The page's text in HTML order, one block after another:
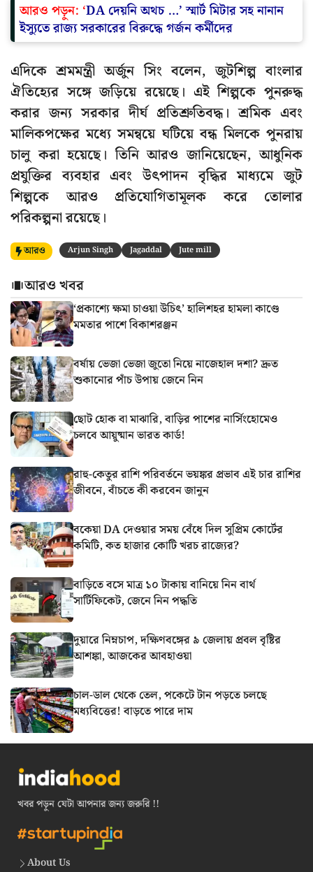
আরও পড়ুন: ‘DA দেয়নি অথচ …’ স্মার্ট মিটার সহ নানান
ইস্যুতে রাজ্য সরকারের বিরুদ্ধে গর্জন কর্মীদের
এদিকে শ্রমমন্ত্রী অর্জুন সিং বলেন, জুটশিল্প বাংলার
ঐতিহ্যের সঙ্গে জড়িয়ে রয়েছে। এই শিল্পকে পুনরুদ্ধ
করার জন্য সরকার দীর্ঘ প্রতিশ্রুতিবদ্ধ। শ্রমিক এবং
মালিকপক্ষের মধ্যে সমন্বয়ে ঘটিয়ে বন্ধ মিলকে পুনরায়
চালু করা হয়েছে। তিনি আরও জানিয়েছেন, আধুনিক
প্রযুক্তির ব্যবহার এবং উৎপাদন বৃদ্ধির মাধ্যমে জুট
শিল্পকে আরও প্রতিযোগিতামূলক করে তোলার
পরিকল্পনা রয়েছে।
আরও Arjun Singh Jagaddal Jute mill
আরও খবর
‘প্রকাশ্যে ক্ষমা চাওয়া উচিৎ’ হালিশহর হামলা কাণ্ডে
মমতার পাশে বিকাশরঞ্জন
বর্ষায় ভেজা ভেজা জুতো নিয়ে নাজেহাল দশা? দ্রুত
শুকানোর পাঁচ উপায় জেনে নিন
ছোট হোক বা মাঝারি, বাড়ির পাশের নার্সিংহোমেও
চলবে আয়ুষ্মান ভারত কার্ড!
রাহু-কেতুর রাশি পরিবর্তনে ভয়ঙ্কর প্রভাব এই চার রাশির
জীবনে, বাঁচতে কী করবেন জানুন
বকেয়া DA দেওয়ার সময় বেঁধে দিল সুপ্রিম কোর্টের
কমিটি, কত হাজার কোটি খরচ রাজ্যের?
বাড়িতে বসে মাত্র ১০ টাকায় বানিয়ে নিন বার্থ
সার্টিফিকেট, জেনে নিন পদ্ধতি
দুয়ারে নিম্নচাপ, দক্ষিণবঙ্গের ৯ জেলায় প্রবল বৃষ্টির
আশঙ্কা, আজকের আবহাওয়া
চাল-ডাল থেকে তেল, পকেটে টান পড়তে চলছে
মধ্যবিত্তের! বাড়তে পারে দাম
খবর পড়ুন যেটা আপনার জন্য জরুরি !!
About Us